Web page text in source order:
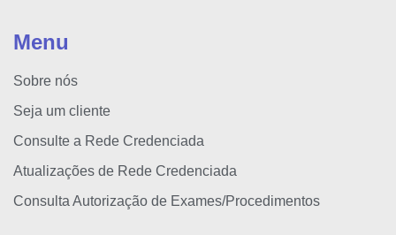
Menu
Sobre nós
Seja um cliente
Consulte a Rede Credenciada
Atualizações de Rede Credenciada
Consulta Autorização de Exames/Procedimentos